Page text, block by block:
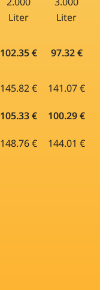
Liter
Liter
102.35 € 97.32 €
145.82 € 141.07 €
105.33 € 100.29 €
148.76 € 144.01 €